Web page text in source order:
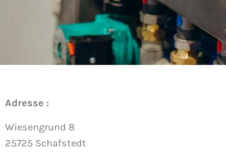
Adresse :
Wiesengrund 8
25725 Schafstedt